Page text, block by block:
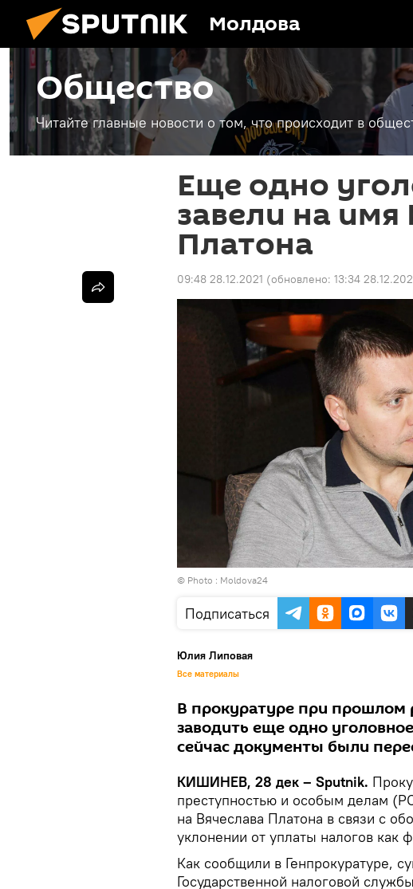
Молдова
Общество
Читайте главные новости о том, что происходит в
Еще одно
завели на имя
Платона
09:48 28.12.2021 (обновлено: 13:34
© Photo : Moldova24
Подписаться
Юлия Липовая
Все материалы
В прокуратуре при прошлом
заводить еще одно
сейчас документы были
КИШИНЕВ, 28 дек – Sputnik.
преступностью и особым делам
на Вячеслава Платона в связи с
уклонении от уплаты налогов как
Как сообщили в Генпрокуратуре,
Государственной налоговой